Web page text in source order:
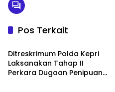
Pos Terkait
Batam
Ditreskrimum Polda Kepri
Laksanakan Tahap II
Perkara Dugaan Penipuan
Batam